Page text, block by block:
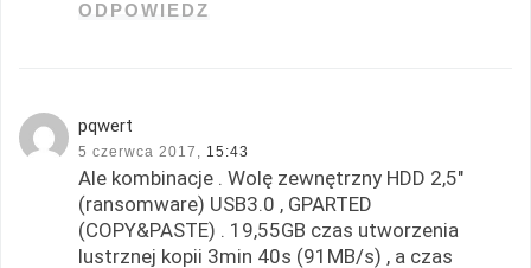
ODPOWIEDZ
pqwert
5 czerwca 2017, 15:43
Ale kombinacje . Wolę zewnętrzny HDD 2,5″
(ransomware) USB3.0 , GPARTED
(COPY&PASTE) . 19,55GB czas utworzenia
lustrznej kopii 3min 40s (91MB/s) , a czas